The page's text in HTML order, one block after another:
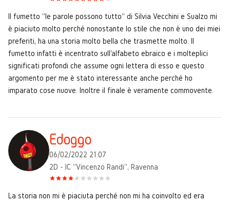
Il fumetto "le parole possono tutto" di Silvia Vecchini e Sualzo mi
è piaciuto molto perché nonostante lo stile che non è uno dei miei
preferiti, ha una storia molto bella che trasmette molto. Il
fumetto infatti è incentrato sull'alfabeto ebraico e i molteplici
significati profondi che assume ogni lettera di esso e questo
argomento per me è stato interessante anche perché ho
imparato cose nuove. Inoltre il finale è veramente commovente.
Edoggo
06/02/2022 21:07
2D - IC "Vincenzo Randi", Ravenna
La storia non mi è piaciuta perché non mi ha coinvolto ed era